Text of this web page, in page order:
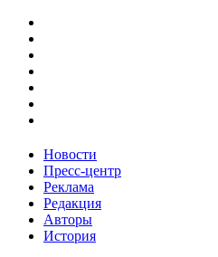
Новости
Пресс-центр
Реклама
Редакция
Авторы
История